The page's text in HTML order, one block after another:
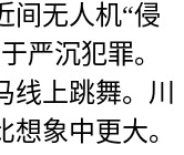
间无人机“侵
严沉犯罪。
上跳舞。川
象中更大。